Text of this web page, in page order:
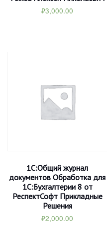
₽3,000.00
1С:Общий журнал
документов Обработка для
1С:Бухгалтерии 8 от
РеспектСофт Прикладные
Решения
₽2,000.00